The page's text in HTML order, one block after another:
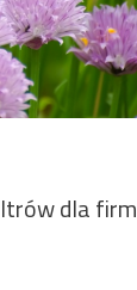
dla firm